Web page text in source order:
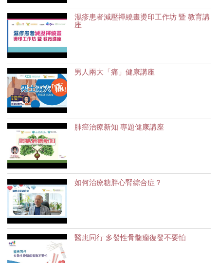
濕疹患者減壓禪繞畫燙印工作坊 暨 教育講
座
男人兩大「痛」健康講座
肺癌治療新知 專題健康講座
如何治療糖胖心腎綜合症？
醫患同行 多發性骨髓瘤復發不要怕